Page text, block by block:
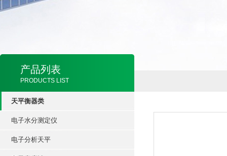
产品列表
PRODUCTS LIST
天平衡器类
电子水分测定仪
电子分析天平